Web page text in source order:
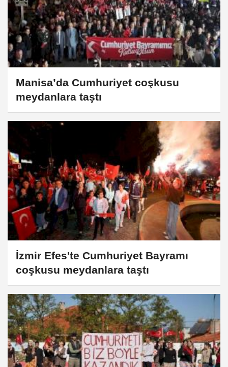
Manisa’da Cumhuriyet coşkusu
meydanlara taştı
İzmir Efes'te Cumhuriyet Bayramı
coşkusu meydanlara taştı